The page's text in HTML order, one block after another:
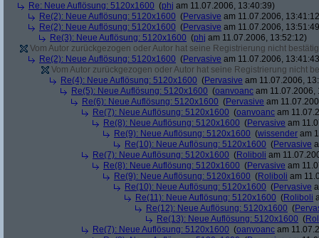
Re: Neue Auflösung: 5120x1600 (phj am 11.07.2006, 13:40:39)
Re(2): Neue Auflösung: 5120x1600 (Pervasive am 11.07.2006,
Re(2): Neue Auflösung: 5120x1600 (Pervasive am 11.07.2006,
Re(3): Neue Auflösung: 5120x1600 (phj am 11.07.2006, 13:52:12)
Vom Autor zurückgezogen oder Autor hat seine Registrierung nicht
Re(2): Neue Auflösung: 5120x1600 (Pervasive am 11.07.2006,
Vom Autor zurückgezogen oder Autor hat seine Registrierung nicht
Re(4): Neue Auflösung: 5120x1600 (Pervasive am 11.07.2006,
Re(5): Neue Auflösung: 5120x1600 (oanvoanc am 11.07.2006,
Re(6): Neue Auflösung: 5120x1600 (Pervasive am
Re(7): Neue Auflösung: 5120x1600 (oanvoanc am
Re(8): Neue Auflösung: 5120x1600 (Pervasive am
Re(9): Neue Auflösung: 5120x1600 (wissender am
Re(10): Neue Auflösung: 5120x1600 (Pervasive
Re(7): Neue Auflösung: 5120x1600 (Roliboli am
Re(8): Neue Auflösung: 5120x1600 (Pervasive am
Re(9): Neue Auflösung: 5120x1600 (Roliboli am
Re(10): Neue Auflösung: 5120x1600 (Pervasive
Re(11): Neue Auflösung: 5120x1600 (Roliboli
Re(12): Neue Auflösung: 5120x1600 (
Re(13): Neue Auflösung: 5120x1600 (
Re(7): Neue Auflösung: 5120x1600 (oanvoanc am